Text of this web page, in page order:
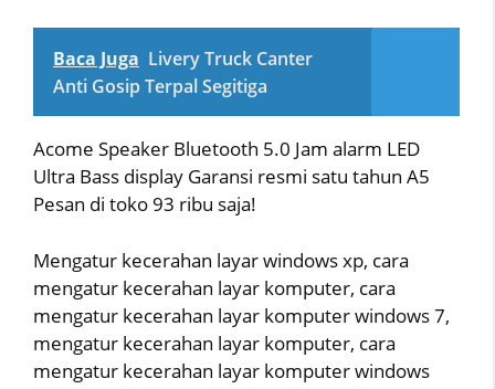
Baca Juga Livery Truck Canter
Anti Gosip Terpal Segitiga
Acome Speaker Bluetooth 5.0 Jam alarm LED
Ultra Bass display Garansi resmi satu tahun A5
Pesan di toko 93 ribu saja!
Mengatur kecerahan layar windows xp, cara
mengatur kecerahan layar komputer, cara
mengatur kecerahan layar komputer windows 7,
mengatur kecerahan layar komputer, cara
mengatur kecerahan layar komputer windows